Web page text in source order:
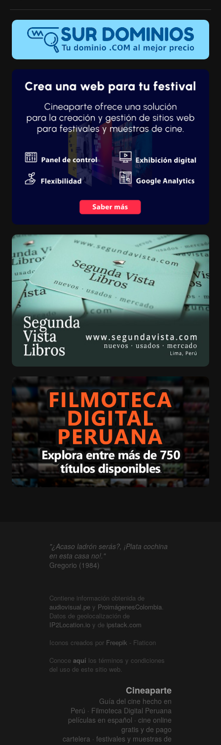
"¿Acaso ladrón serás?, ¡Plata cochina
en esta casa no!."
Gregorio (1984)
Contiene información obtenida de
audiovisual.pe y ProimágenesColombia.
Datos de geolocalización de
IP2Location.io y de ipstack.com
Iconos creados por Freepik - Flaticon
Conoce aquí los términos y condiciones
del uso de este sitio web.
Cineaparte
Guía del cine hecho en
Perú · Filmoteca Digital Peruana
películas en español · cine online
gratis y de pago
cartelera · festivales y muestras de